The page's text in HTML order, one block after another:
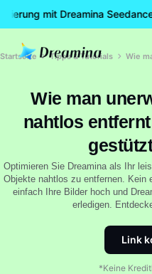
mit Dreamina
Startseite Tipps & Tutorials
Wie man
nahtlos
Optimieren Sie Dreamina als Ihr
Objekte nahtlos zu entfernen. Kein
einfach Ihre Bilder hoch und
erledigen.
Link
*Keine